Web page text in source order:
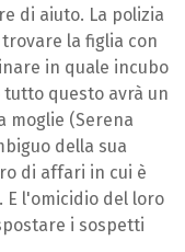
di aiuto. La polizia
la figlia con
in quale incubo
questo avrà un
moglie (Serena
della sua
di affari in cui è
E l'omicidio del loro
i sospetti